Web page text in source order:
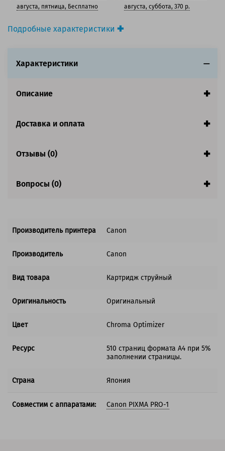
Подробные характеристики
Вид товара:Картридж струйный
Ресурс:510 страниц формата А4 при 5%
Страна:Япония
125 баллов
августа, пятница, Бесплатно
августа, суббота, 370 р.
Характеристики
Описание
Доставка и оплата
Отзывы (0)
Вопросы (0)
Производитель принтера Canon
Производитель Canon
Вид товара Картридж струйный
Оригинальность Оригинальный
Цвет Chroma Optimizer
Ресурс
510 страниц формата А4 при 5%
заполнении страницы.
Страна Япония
Совместим с аппаратами: Canon PIXMA PRO-1